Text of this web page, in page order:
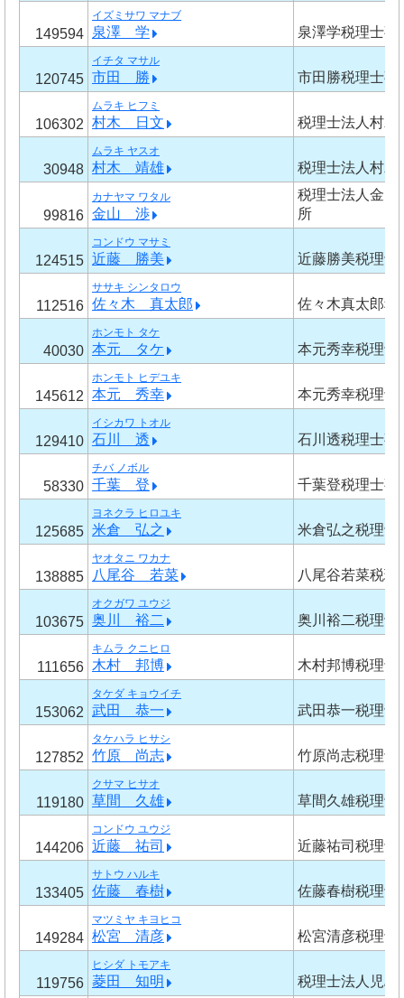
149594
イズミサワ マナブ
泉澤 学 泉澤学税理士事
120745
イチタ マサル
市田 勝 市田勝税理士事
106302
ムラキ ヒフミ
村木 日文 税理士法人村木
30948
ムラキ ヤスオ
村木 靖雄 税理士法人村木
99816
カナヤマ ワタル
金山 渉
税理士法人金
所
124515
コンドウ マサミ
近藤 勝美 近藤勝美税理士
112516
ササキ シンタロウ
佐々木 真太郎 佐々木真太郎税
40030
ホンモト タケ
本元 タケ 本元秀幸税理士
145612
ホンモト ヒデユキ
本元 秀幸 本元秀幸税理士
129410
イシカワ トオル
石川 透 石川透税理士事
58330
チバ ノボル
千葉 登 千葉登税理士事
125685
ヨネクラ ヒロユキ
米倉 弘之 米倉弘之税理士
138885
ヤオタニ ワカナ
八尾谷 若菜 八尾谷若菜税理
103675
オクガワ ユウジ
奥川 裕二 奥川裕二税理士
111656
キムラ クニヒロ
木村 邦博 木村邦博税理士
153062
タケダ キョウイチ
武田 恭一 武田恭一税理士
127852
タケハラ ヒサシ
竹原 尚志 竹原尚志税理士
119180
クサマ ヒサオ
草間 久雄 草間久雄税理士
144206
コンドウ ユウジ
近藤 祐司 近藤祐司税理士
133405
サトウ ハルキ
佐藤 春樹 佐藤春樹税理士
149284
マツミヤ キヨヒコ
松宮 清彦 松宮清彦税理士
119756
ヒシダ トモアキ
菱田 知明 税理士法人児島